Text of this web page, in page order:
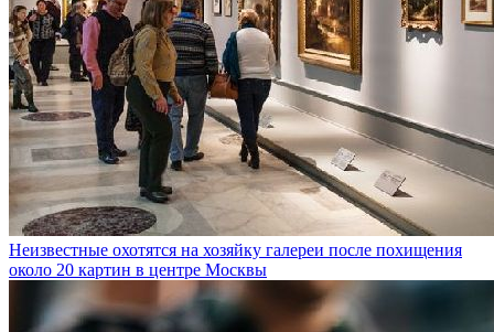
Неизвестные охотятся на хозяйку галереи после похищения
около 20 картин в центре Москвы